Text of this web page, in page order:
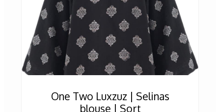
One Two Luxzuz | Selinas
blouse | Sort